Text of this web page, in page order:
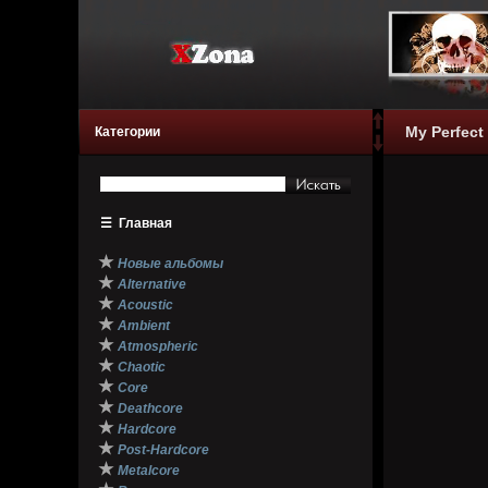
Категории
☰ Главная
★ Новые альбомы
★ Alternative
★ Acoustic
★ Ambient
★ Atmospheric
★ Chaotic
★ Core
★ Deathcore
★ Hardcore
★ Post-Hardcore
★ Metalcore
My